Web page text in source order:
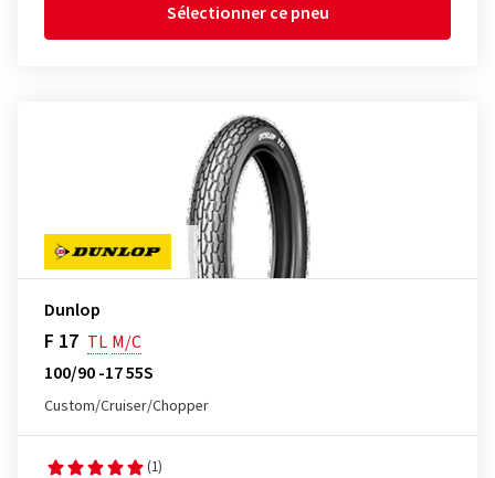
Sélectionner ce pneu
Dunlop
F 17 TL M/C
100/90 -17 55S
Custom/Cruiser/Chopper
(1)